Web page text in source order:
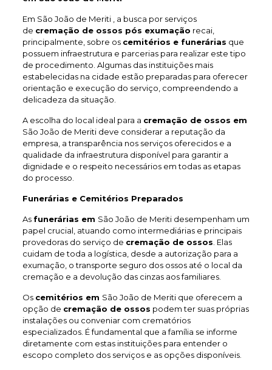
Em São João de Meriti , a busca por serviços
de cremação de ossos pós exumação recai,
principalmente, sobre os cemitérios e funerárias que
possuem infraestrutura e parcerias para realizar este tipo
de procedimento. Algumas das instituições mais
estabelecidas na cidade estão preparadas para oferecer
orientação e execução do serviço, compreendendo a
delicadeza da situação.
A escolha do local ideal para a cremação de ossos em
São João de Meriti deve considerar a reputação da
empresa, a transparência nos serviços oferecidos e a
qualidade da infraestrutura disponível para garantir a
dignidade e o respeito necessários em todas as etapas
do processo.
Funerárias e Cemitérios Preparados
As funerárias em São João de Meriti desempenham um
papel crucial, atuando como intermediárias e principais
provedoras do serviço de cremação de ossos . Elas
cuidam de toda a logística, desde a autorização para a
exumação, o transporte seguro dos ossos até o local da
cremação e a devolução das cinzas aos familiares.
Os cemitérios em São João de Meriti que oferecem a
opção de cremação de ossos podem ter suas próprias
instalações ou conveniar com crematórios
especializados. É fundamental que a família se informe
diretamente com estas instituições para entender o
escopo completo dos serviços e as opções disponíveis.